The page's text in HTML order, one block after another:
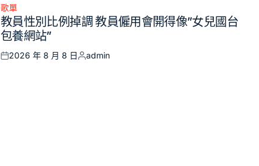
Posted
in
歌單
教員性別比例掉調 教員僱用會開得像”女兒國台
包養網站”
Posted
2026 年 8 月 8 日
Posted
admin